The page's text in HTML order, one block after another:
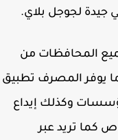
لجوجل بلاي.
جميع المحافظات من
المصرف تطبيق
وكذلك إيداع
تريد عبر